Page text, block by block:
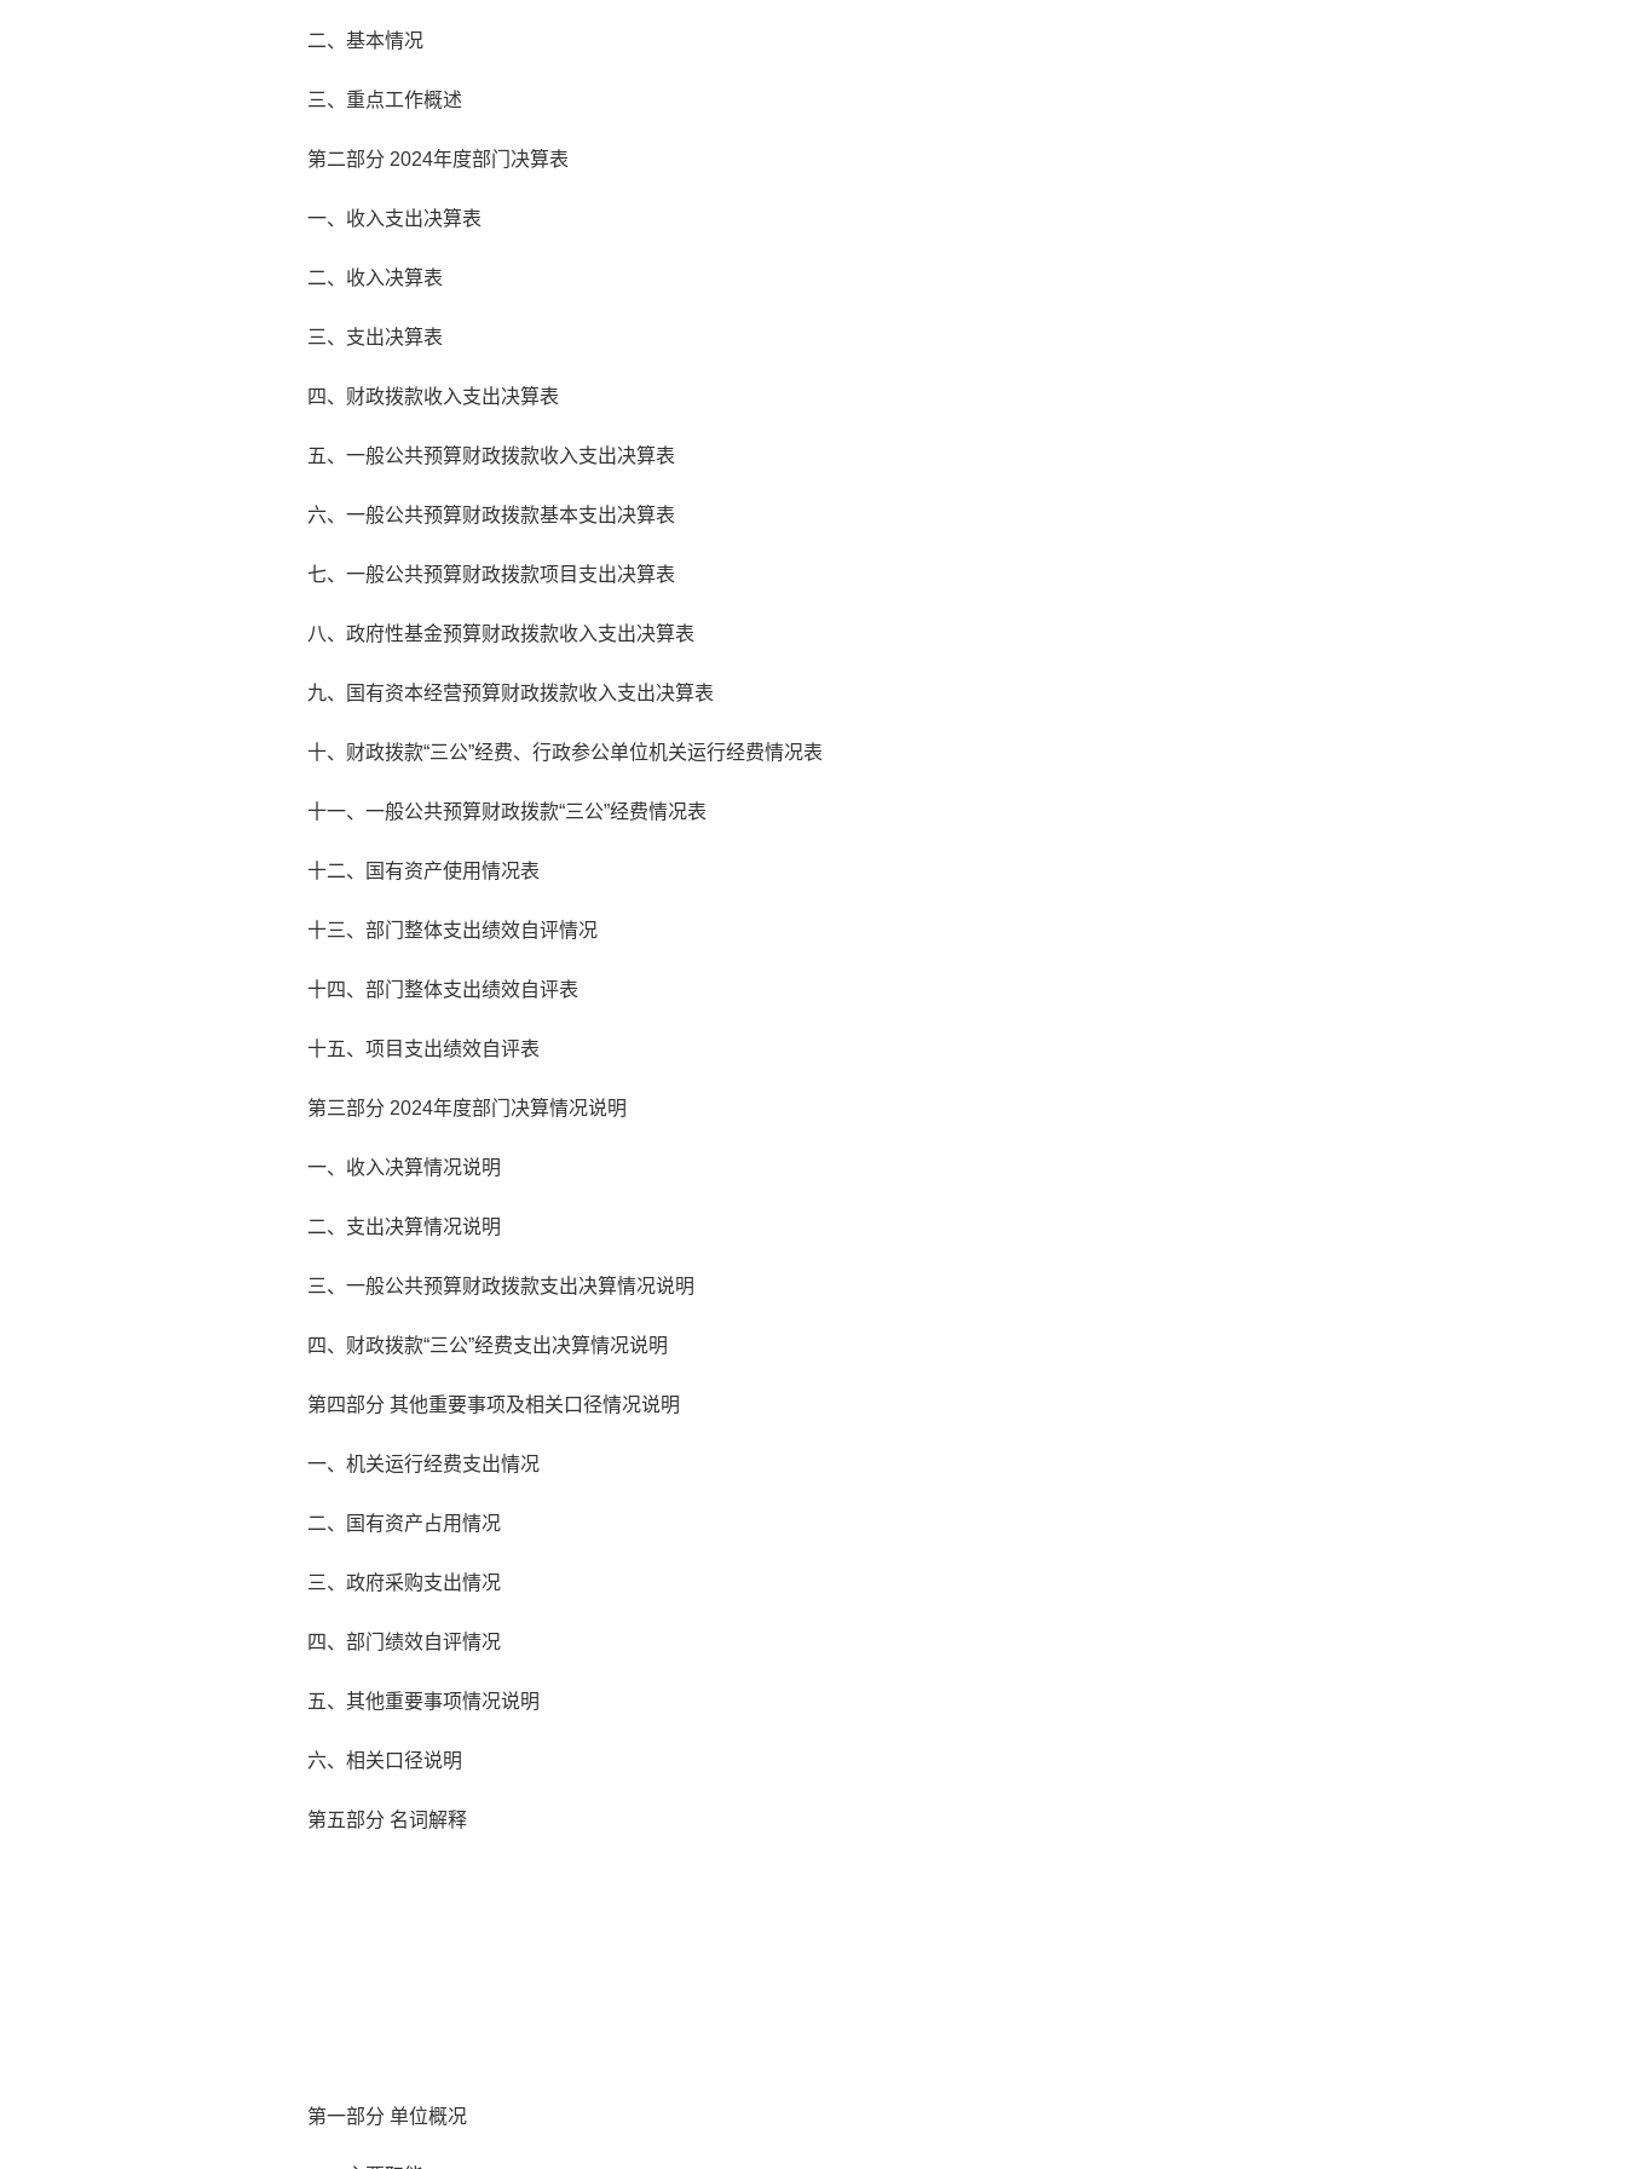
二、基本情况
三、重点工作概述
第二部分 2024年度部门决算表
一、收入支出决算表
二、收入决算表
三、支出决算表
四、财政拨款收入支出决算表
五、一般公共预算财政拨款收入支出决算表
六、一般公共预算财政拨款基本支出决算表
七、一般公共预算财政拨款项目支出决算表
八、政府性基金预算财政拨款收入支出决算表
九、国有资本经营预算财政拨款收入支出决算表
十、财政拨款“三公”经费、行政参公单位机关运行经费情况表
十一、一般公共预算财政拨款“三公”经费情况表
十二、国有资产使用情况表
十三、部门整体支出绩效自评情况
十四、部门整体支出绩效自评表
十五、项目支出绩效自评表
第三部分 2024年度部门决算情况说明
一、收入决算情况说明
二、支出决算情况说明
三、一般公共预算财政拨款支出决算情况说明
四、财政拨款“三公”经费支出决算情况说明
第四部分 其他重要事项及相关口径情况说明
一、机关运行经费支出情况
二、国有资产占用情况
三、政府采购支出情况
四、部门绩效自评情况
五、其他重要事项情况说明
六、相关口径说明
第五部分 名词解释
第一部分 单位概况